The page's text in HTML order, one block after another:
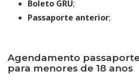
Boleto GRU;
Passaporte anterior;
Agendamento
para menores de 18 anos